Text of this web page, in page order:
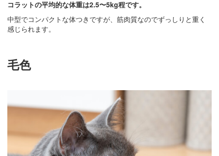
コラットの平均的な体重は2.5〜5kg程です。
中型でコンパクトな体つきですが、筋肉質なのでずっしりと重く
感じられます。
毛色